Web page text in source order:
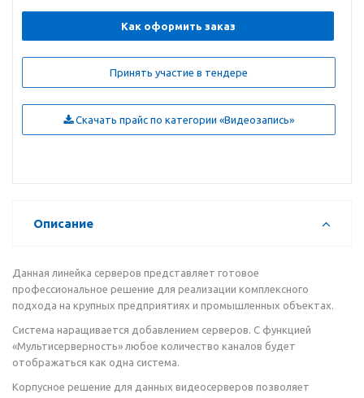
Как оформить заказ
Принять участие в тендере
Скачать прайс по категории «Видеозапись»
Описание
Данная линейка серверов представляет готовое
профессиональное решение для реализации комплексного
подхода на крупных предприятиях и промышленных объектах.
Система наращивается добавлением серверов. С функцией
«Мультисерверность» любое количество каналов будет
отображаться как одна система.
Корпусное решение для данных видеосерверов позволяет